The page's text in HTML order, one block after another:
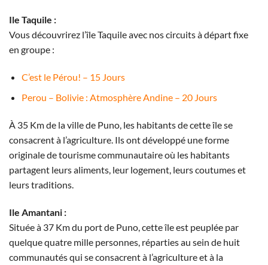
Ile Taquile :
Vous découvrirez l’île Taquile avec nos circuits à départ fixe
en groupe :
C’est le Pérou! – 15 Jours
Perou – Bolivie : Atmosphère Andine – 20 Jours
À 35 Km de la ville de Puno, les habitants de cette île se
consacrent à l’agriculture. Ils ont développé une forme
originale de tourisme communautaire où les habitants
partagent leurs aliments, leur logement, leurs coutumes et
leurs traditions.
Ile Amantani :
Située à 37 Km du port de Puno, cette île est peuplée par
quelque quatre mille personnes, réparties au sein de huit
communautés qui se consacrent à l’agriculture et à la